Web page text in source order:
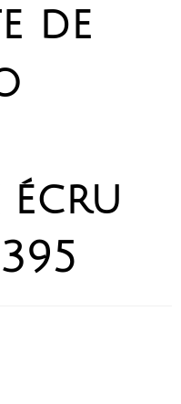
de
écru